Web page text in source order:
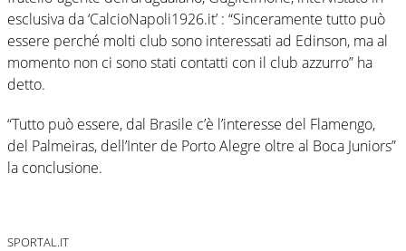
esclusiva da ‘CalcioNapoli1926.it’ : “Sinceramente tutto può
essere perché molti club sono interessati ad Edinson, ma al
momento non ci sono stati contatti con il club azzurro” ha
detto.
“Tutto può essere, dal Brasile c’è l’interesse del Flamengo,
del Palmeiras, dell’Inter de Porto Alegre oltre al Boca Juniors”
la conclusione.
SPORTAL.IT